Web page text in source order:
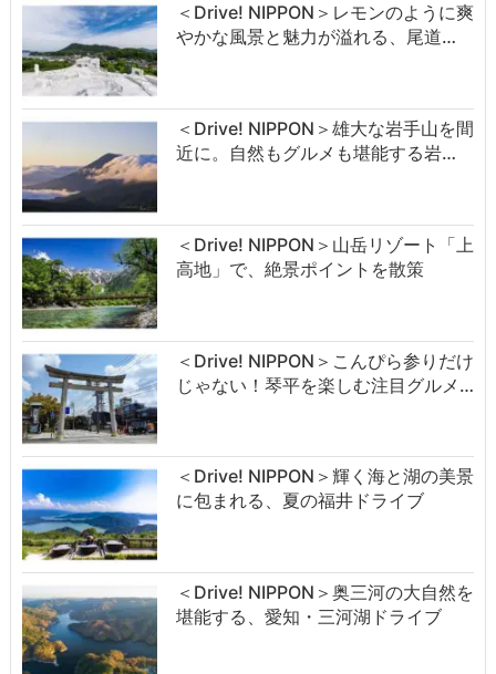
＜Drive! NIPPON＞レモンのように爽
やかな風景と魅力が溢れる、尾道…
＜Drive! NIPPON＞雄大な岩手山を間
近に。自然もグルメも堪能する岩…
＜Drive! NIPPON＞山岳リゾート「上
高地」で、絶景ポイントを散策
＜Drive! NIPPON＞こんぴら参りだけ
じゃない！琴平を楽しむ注目グルメ…
＜Drive! NIPPON＞輝く海と湖の美景
に包まれる、夏の福井ドライブ
＜Drive! NIPPON＞奥三河の大自然を
堪能する、愛知・三河湖ドライブ